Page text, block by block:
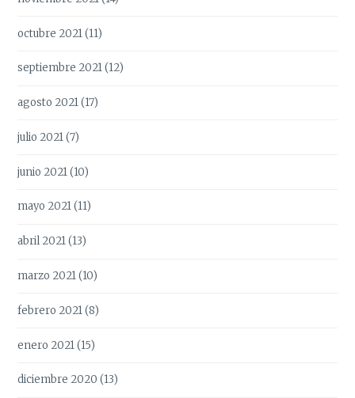
octubre 2021(11)
septiembre 2021(12)
agosto 2021(17)
julio 2021(7)
junio 2021(10)
mayo 2021(11)
abril 2021(13)
marzo 2021(10)
febrero 2021(8)
enero 2021(15)
diciembre 2020 (13)